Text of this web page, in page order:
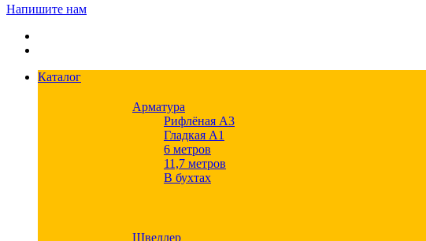
Напишите нам
Каталог
Арматура
Рифлёная А3
Гладкая А1
6 метров
11,7 метров
В бухтах
Швеллер